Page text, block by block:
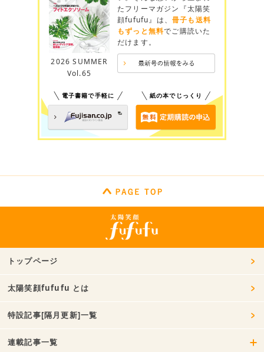
2026 SUMMER
Vol.65
たフリーマガジン『太陽笑
顔fufufu』は、 冊子も送料
もずっと無料でご購読いた
だけます。
電子書籍で手軽に 紙の本でじっくり
トップページ
太陽笑顔fufufu とは
特設記事[隔月更新]一覧
連載記事一覧